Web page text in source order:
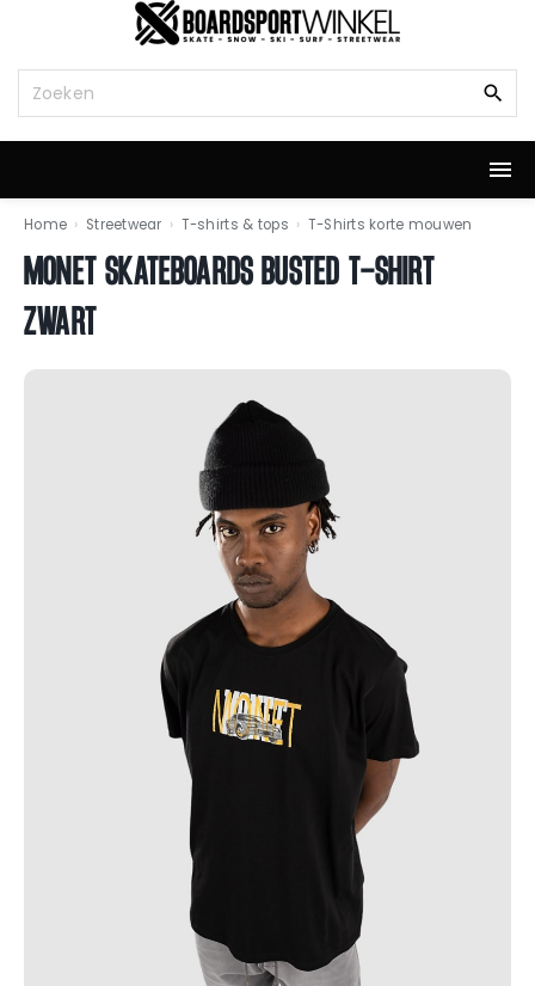
r
e
k
a
Home › Streetwear › T-shirts & tops › T-Shirts korte mouwen
MONET SKATEBOARDS BUSTED T-SHIRT
ZWART